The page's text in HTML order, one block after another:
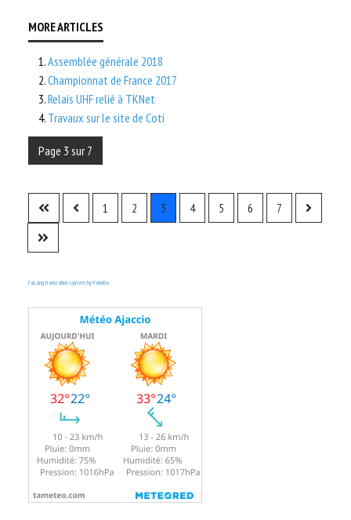
Assemblée générale 2018
Championnat de France 2017
Relais UHF relié à TKNet
Travaux sur le site de Coti
Page 3 sur 7
1 2 3 4 5 6 7
FaLang translation system by Faboba